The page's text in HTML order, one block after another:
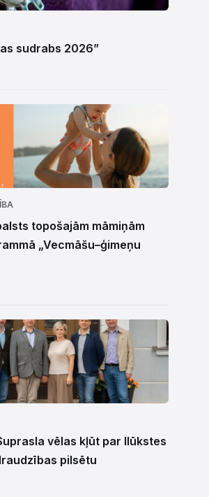
sudrabs 2026”
topošajām māmiņām
„Vecmāšu–ģimeņu
vēlas kļūt par Ilūkstes
pilsētu